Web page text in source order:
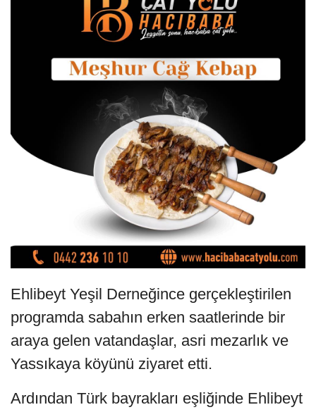
Ehlibeyt Yeşil Derneğince gerçekleştirilen
programda sabahın erken saatlerinde bir
araya gelen vatandaşlar, asri mezarlık ve
Yassıkaya köyünü ziyaret etti.
Ardından Türk bayrakları eşliğinde Ehlibeyt